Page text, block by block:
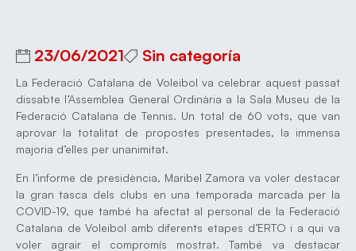
23/06/2021 Sin categoría
La Federació Catalana de Voleibol va celebrar aquest passat
dissabte l’Assemblea General Ordinària a la Sala Museu de la
Federació Catalana de Tennis. Un total de 60 vots, que van
aprovar la totalitat de propostes presentades, la immensa
majoria d’elles per unanimitat.
En l’informe de presidència, Maribel Zamora va voler destacar
la gran tasca dels clubs en una temporada marcada per la
COVID-19, que també ha afectat al personal de la Federació
Catalana de Voleibol amb diferents etapes d’ERTO i a qui va
voler agrair el compromís mostrat. També va destacar